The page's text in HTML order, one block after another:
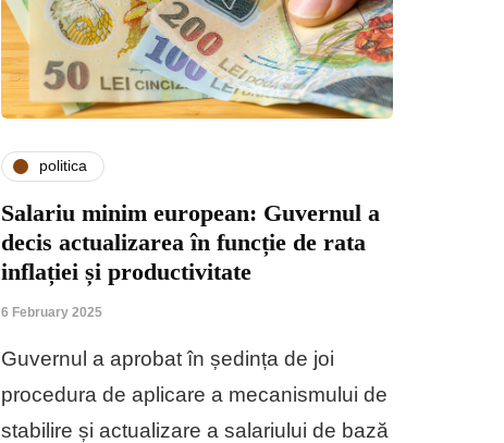
politica
Salariu minim european: Guvernul a
decis actualizarea în funcție de rata
inflației și productivitate
6 February 2025
Guvernul a aprobat în ședința de joi
procedura de aplicare a mecanismului de
stabilire și actualizare a salariului de bază